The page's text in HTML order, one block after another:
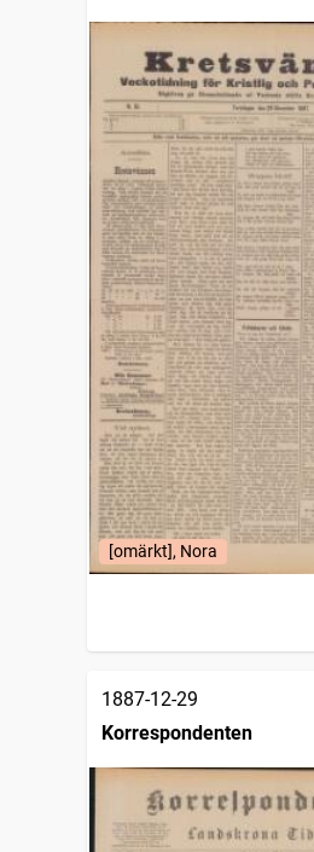
kristna
[omärkt], Nora
1887-12-29
Korrespondenten